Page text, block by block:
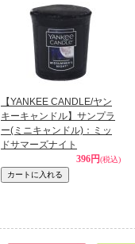
【YANKEE CANDLE/ヤン
キーキャンドル】サンプラ
ー(ミニキャンドル)：ミッ
ドサマーズナイト
396円(税込)